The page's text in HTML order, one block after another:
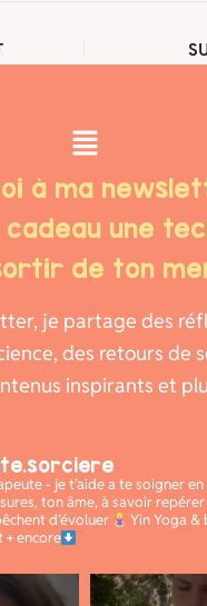
à ma
une
de ton
je partage des
des retours de
inspirants et
Menu
- je t’aide a te soigner
ton âme, à savoir
d’évoluer
Yin Yoga &
+ encore